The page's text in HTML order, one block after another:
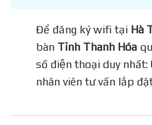
Để đăng ký wifi tạiHà
bànTỉnh Thanh Hóa
số điện thoại duy nhất:
nhân viên tư vấn lắp